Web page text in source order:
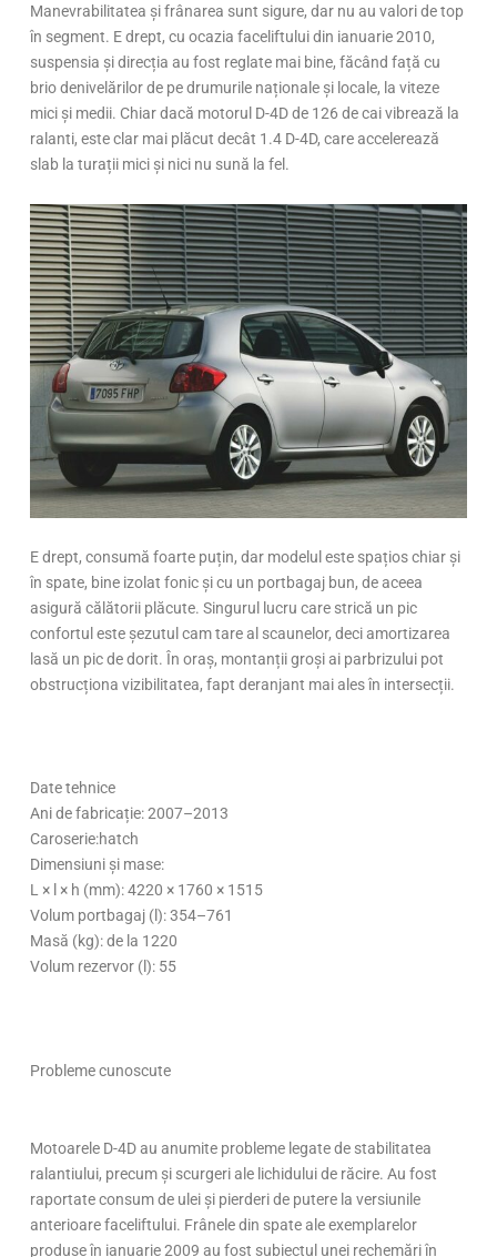
Manevrabilitatea și frânarea sunt sigure, dar nu au valori de top
în segment. E drept, cu ocazia faceliftului din ianuarie 2010,
suspensia și direcția au fost reglate mai bine, făcând față cu
brio denivelărilor de pe drumurile naționale și locale, la viteze
mici și medii. Chiar dacă motorul D-4D de 126 de cai vibrează la
ralanti, este clar mai plăcut decât 1.4 D-4D, care accelerează
slab la turații mici și nici nu sună la fel.
E drept, consumă foarte puțin, dar modelul este spațios chiar și
în spate, bine izolat fonic și cu un portbagaj bun, de aceea
asigură călătorii plăcute. Singurul lucru care strică un pic
confortul este șezutul cam tare al scaunelor, deci amortizarea
lasă un pic de dorit. În oraș, montanții groși ai parbrizului pot
obstrucționa vizibilitatea, fapt deranjant mai ales în intersecții.
Date tehnice
Ani de fabricație: 2007–2013
Caroserie:hatch
Dimensiuni și mase:
L × l × h (mm): 4220 × 1760 × 1515
Volum portbagaj (l): 354–761
Masă (kg): de la 1220
Volum rezervor (l): 55
Probleme cunoscute
Motoarele D-4D au anumite probleme legate de stabilitatea
ralantiului, precum și scurgeri ale lichidului de răcire. Au fost
raportate consum de ulei și pierderi de putere la versiunile
anterioare faceliftului. Frânele din spate ale exemplarelor
produse în ianuarie 2009 au fost subiectul unei rechemări în